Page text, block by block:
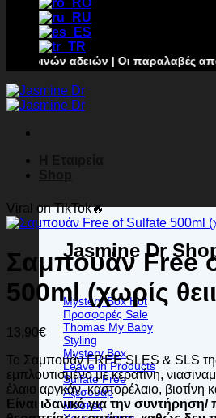
αδειών | Οι παραλαβές από
Jasmine Dr
Mystery Box
Προσφορές
Thomas My Baby
Styling
Mystery Box
Leave in Products
Sulfate Free
Αξεσουάρ
Μάσκες
Viral on TikTok🔥
Σαμπουάν Free
500ml (χωρίς
13,90€
To Σαμπουάν FREE SLES & SLS
εμπλουτισμένο με κερατίνη,
έλαιο αργκάν, καστορέλαιο, βιοτίνη
Είναι ιδανικό για την